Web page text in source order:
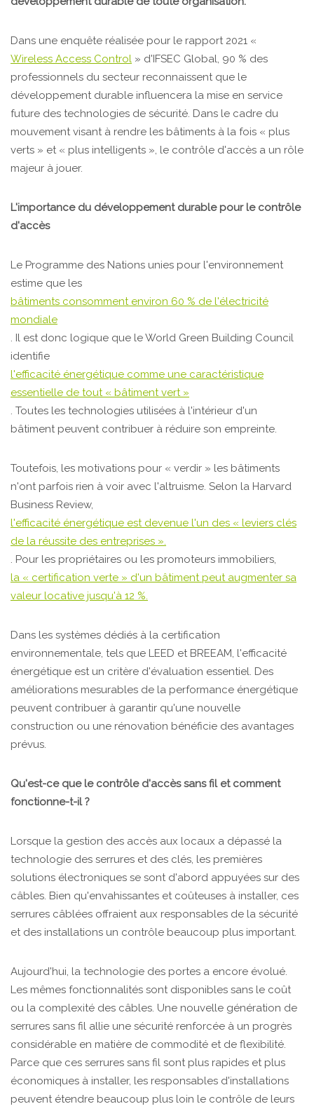
Dans une enquête réalisée pour le rapport 2021 «
Wireless Access Control » d'IFSEC Global, 90 % des
professionnels du secteur reconnaissent que le
développement durable influencera la mise en service
future des technologies de sécurité. Dans le cadre du
mouvement visant à rendre les bâtiments à la fois « plus
verts » et « plus intelligents », le contrôle d'accès a un rôle
majeur à jouer.
L'importance du développement durable pour le contrôle
d'accès
Le Programme des Nations unies pour l'environnement
estime que les
bâtiments consomment environ 60 % de l'électricité
mondiale
. Il est donc logique que le World Green Building Council
identifie
l'efficacité énergétique comme une caractéristique
essentielle de tout « bâtiment vert »
. Toutes les technologies utilisées à l'intérieur d'un
bâtiment peuvent contribuer à réduire son empreinte.
Toutefois, les motivations pour « verdir » les bâtiments
n'ont parfois rien à voir avec l'altruisme. Selon la Harvard
Business Review,
l'efficacité énergétique est devenue l'un des « leviers clés
de la réussite des entreprises ».
. Pour les propriétaires ou les promoteurs immobiliers,
la « certification verte » d'un bâtiment peut augmenter sa
valeur locative jusqu'à 12 %.
Dans les systèmes dédiés à la certification
environnementale, tels que LEED et BREEAM, l'efficacité
énergétique est un critère d'évaluation essentiel. Des
améliorations mesurables de la performance énergétique
peuvent contribuer à garantir qu'une nouvelle
construction ou une rénovation bénéficie des avantages
prévus.
Qu'est-ce que le contrôle d'accès sans fil et comment
fonctionne-t-il ?
Lorsque la gestion des accès aux locaux a dépassé la
technologie des serrures et des clés, les premières
solutions électroniques se sont d'abord appuyées sur des
câbles. Bien qu'envahissantes et coûteuses à installer, ces
serrures câblées offraient aux responsables de la sécurité
et des installations un contrôle beaucoup plus important.
Aujourd'hui, la technologie des portes a encore évolué.
Les mêmes fonctionnalités sont disponibles sans le coût
ou la complexité des câbles. Une nouvelle génération de
serrures sans fil allie une sécurité renforcée à un progrès
considérable en matière de commodité et de flexibilité.
Parce que ces serrures sans fil sont plus rapides et plus
économiques à installer, les responsables d'installations
peuvent étendre beaucoup plus loin le contrôle de leurs